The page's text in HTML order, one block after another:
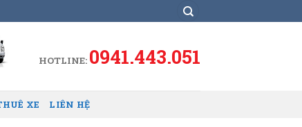
HOTLINE: 0941.443.051
XE LIÊN HỆ